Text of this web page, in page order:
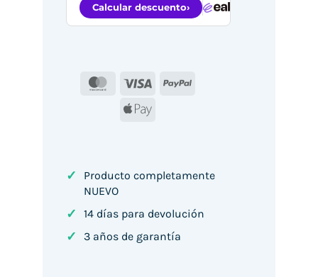
MasterCard
Visa
PayPal
Apple
✓
Producto completamente
NUEVO
✓ 14 días para devolución
✓ 3 años de garantía